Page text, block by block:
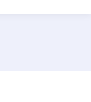
newnewnew